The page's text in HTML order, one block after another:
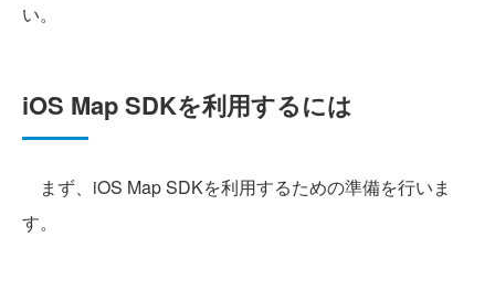
い。
iOS Map SDKを利用するには
まず、iOS Map SDKを利用するための準備を行いま
す。